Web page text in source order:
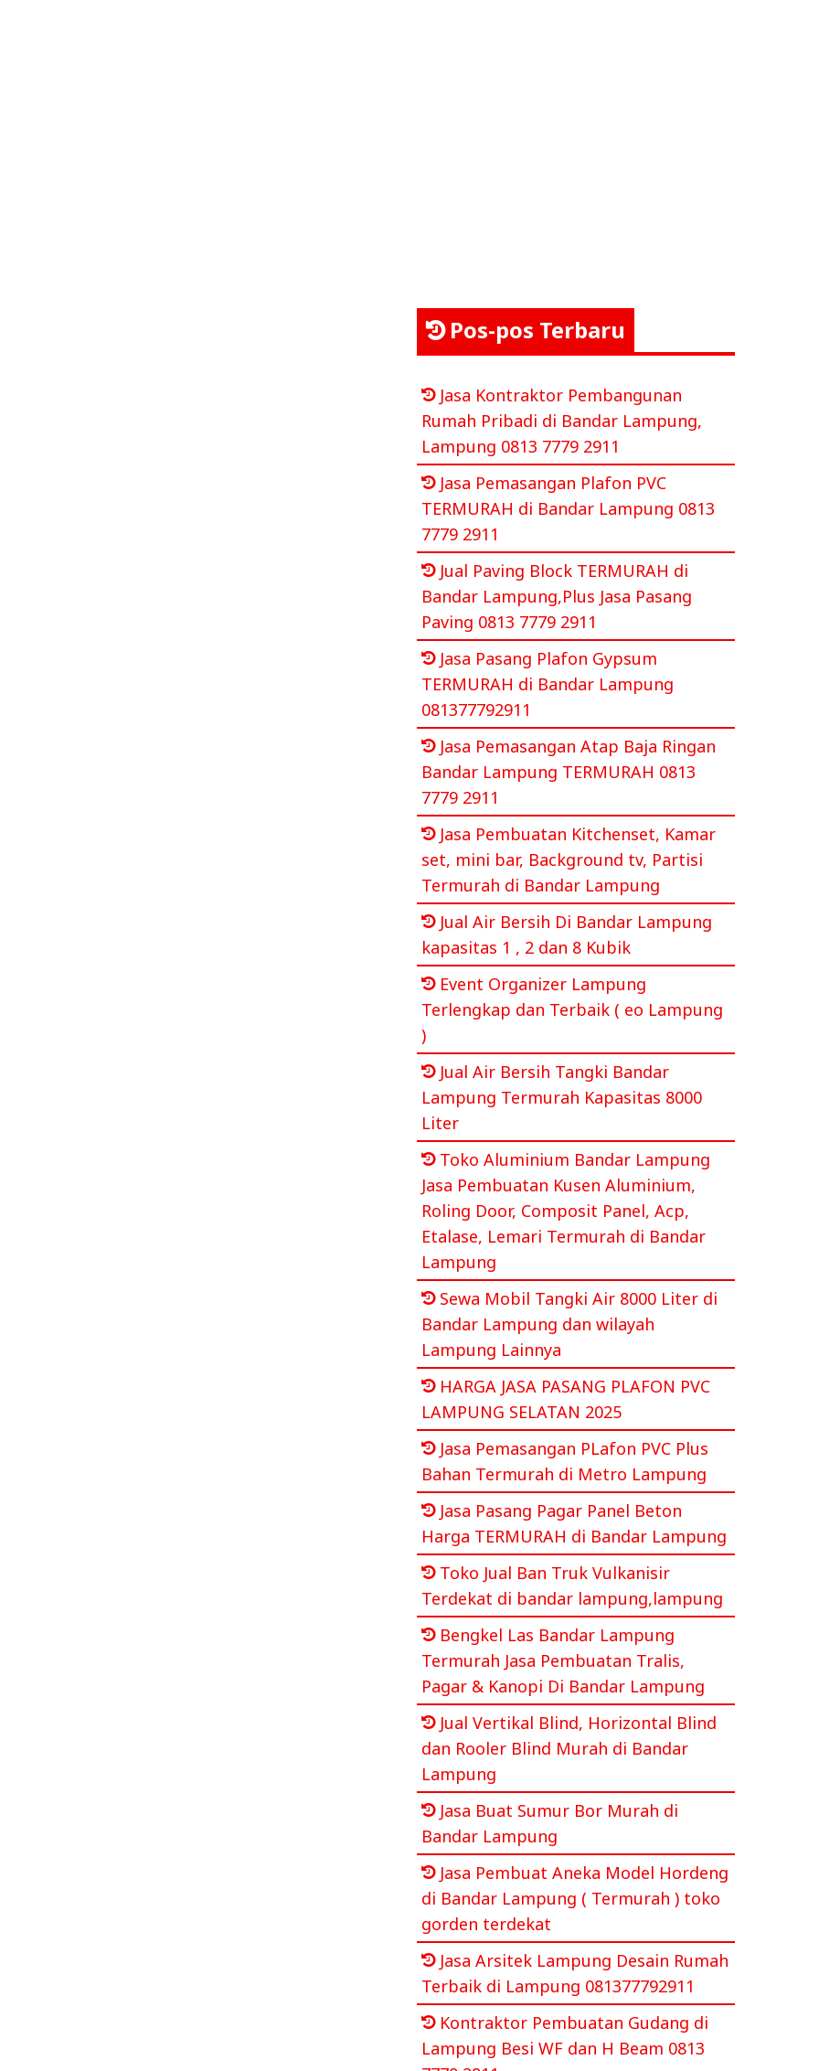
Pos-pos Terbaru
Jasa Kontraktor Pembangunan
Rumah Pribadi di Bandar Lampung,
Lampung 0813 7779 2911
Jasa Pemasangan Plafon PVC
TERMURAH di Bandar Lampung 0813
7779 2911
Jual Paving Block TERMURAH di
Bandar Lampung,Plus Jasa Pasang
Paving 0813 7779 2911
Jasa Pasang Plafon Gypsum
TERMURAH di Bandar Lampung
081377792911
Jasa Pemasangan Atap Baja Ringan
Bandar Lampung TERMURAH 0813
7779 2911
Jasa Pembuatan Kitchenset, Kamar
set, mini bar, Background tv, Partisi
Termurah di Bandar Lampung
Jual Air Bersih Di Bandar Lampung
kapasitas 1 , 2 dan 8 Kubik
Event Organizer Lampung
Terlengkap dan Terbaik ( eo Lampung
)
Jual Air Bersih Tangki Bandar
Lampung Termurah Kapasitas 8000
Liter
Toko Aluminium Bandar Lampung
Jasa Pembuatan Kusen Aluminium,
Roling Door, Composit Panel, Acp,
Etalase, Lemari Termurah di Bandar
Lampung
Sewa Mobil Tangki Air 8000 Liter di
Bandar Lampung dan wilayah
Lampung Lainnya
HARGA JASA PASANG PLAFON PVC
LAMPUNG SELATAN 2025
Jasa Pemasangan PLafon PVC Plus
Bahan Termurah di Metro Lampung
Jasa Pasang Pagar Panel Beton
Harga TERMURAH di Bandar Lampung
Toko Jual Ban Truk Vulkanisir
Terdekat di bandar lampung,lampung
Bengkel Las Bandar Lampung
Termurah Jasa Pembuatan Tralis,
Pagar & Kanopi Di Bandar Lampung
Jual Vertikal Blind, Horizontal Blind
dan Rooler Blind Murah di Bandar
Lampung
Jasa Buat Sumur Bor Murah di
Bandar Lampung
Jasa Pembuat Aneka Model Hordeng
di Bandar Lampung ( Termurah ) toko
gorden terdekat
Jasa Arsitek Lampung Desain Rumah
Terbaik di Lampung 081377792911
Kontraktor Pembuatan Gudang di
Lampung Besi WF dan H Beam 0813